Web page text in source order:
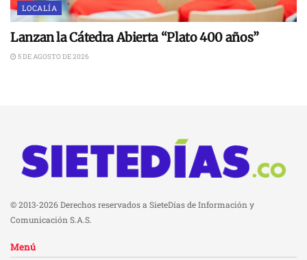
LOCALÍA
Lanzan la Cátedra Abierta “Plato 400 años”
5 DE AGOSTO DE 2026
© 2013-2026 Derechos reservados a SieteDías de Información y
Comunicación S.A.S.
Menú